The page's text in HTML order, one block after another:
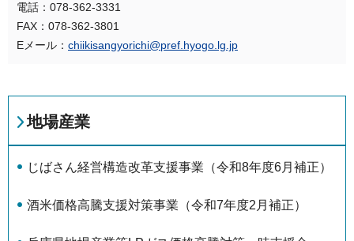
電話：078-362-3331
FAX：078-362-3801
Eメール： chiikisangyorichi@pref.hyogo.lg.jp
地場産業
じばさん経営構造改革支援事業（令和8年度6月補正）
酒米価格高騰支援対策事業（令和7年度2月補正）